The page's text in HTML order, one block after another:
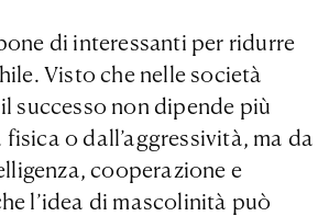
di interessanti per ridurre
Visto che nelle società
successo non dipende più
o dall’aggressività, ma da
cooperazione e
l’idea di mascolinità può